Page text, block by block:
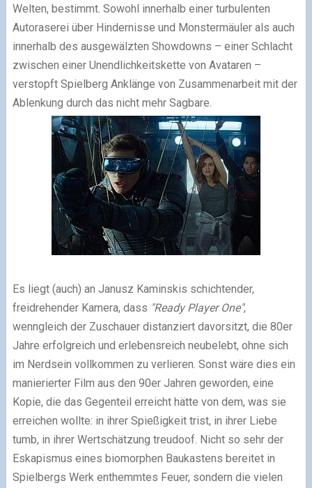
Welten, bestimmt. Sowohl innerhalb einer turbulenten
Autoraserei über Hindernisse und Monstermäuler als auch
innerhalb des ausgewälzten Showdowns – einer Schlacht
zwischen einer Unendlichkeitskette von Avataren –
verstopft Spielberg Anklänge von Zusammenarbeit mit der
Ablenkung durch das nicht mehr Sagbare.
Es liegt (auch) an Janusz Kaminskis schichtender,
freidrehender Kamera, dass "Ready Player One",
wenngleich der Zuschauer distanziert davorsitzt, die 80er
Jahre erfolgreich und erlebensreich neubelebt, ohne sich
im Nerdsein vollkommen zu verlieren. Sonst wäre dies ein
manierierter Film aus den 90er Jahren geworden, eine
Kopie, die das Gegenteil erreicht hätte von dem, was sie
erreichen wollte: in ihrer Spießigkeit trist, in ihrer Liebe
tumb, in ihrer Wertschätzung treudoof. Nicht so sehr der
Eskapismus eines biomorphen Baukastens bereitet in
Spielbergs Werk enthemmtes Feuer, sondern die vielen